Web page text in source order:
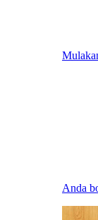
Anda